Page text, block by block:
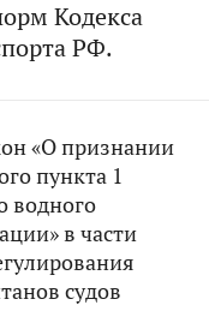
Кодекса
РФ.
«О признании
пункта 1
водного
в части
судов